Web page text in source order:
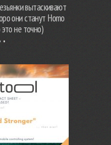
вытаскивают
они станут Homo
не точно)